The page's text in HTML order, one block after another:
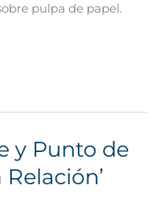
pulpa de papel.
y Punto de